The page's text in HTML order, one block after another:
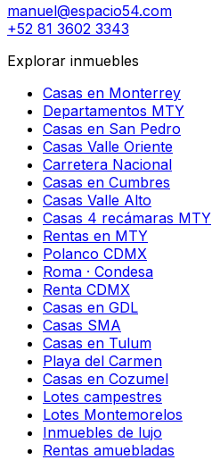
manuel@espacio54.com
+52 81 3602 3343
Explorar inmuebles
Casas en Monterrey
Departamentos MTY
Casas en San Pedro
Casas Valle Oriente
Carretera Nacional
Casas en Cumbres
Casas Valle Alto
Casas 4 recámaras MTY
Rentas en MTY
Polanco CDMX
Roma · Condesa
Renta CDMX
Casas en GDL
Casas SMA
Casas en Tulum
Playa del Carmen
Casas en Cozumel
Lotes campestres
Lotes Montemorelos
Inmuebles de lujo
Rentas amuebladas